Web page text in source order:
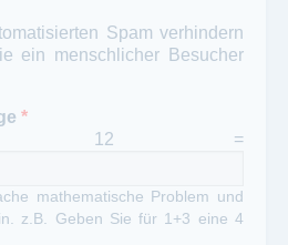
Spam verhindern
ein menschlicher Besucher
*
12 =
mathematische Problem und
z.B. Geben Sie für 1+3 eine 4